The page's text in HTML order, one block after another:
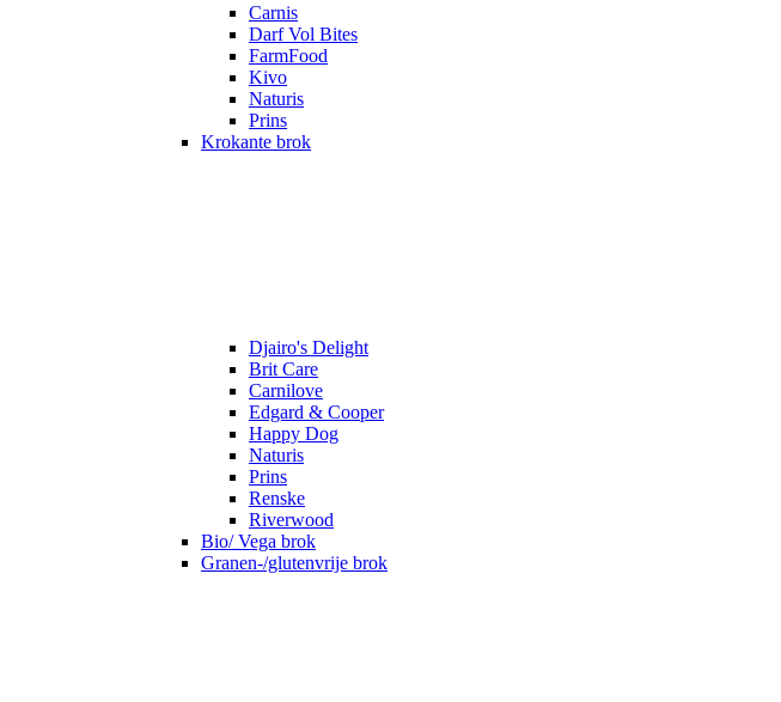
Carnis
Darf Vol Bites
FarmFood
Kivo
Naturis
Prins
Krokante brok
Djairo's Delight
Brit Care
Carnilove
Edgard & Cooper
Happy Dog
Naturis
Prins
Renske
Riverwood
Bio/ Vega brok
Granen-/glutenvrije brok